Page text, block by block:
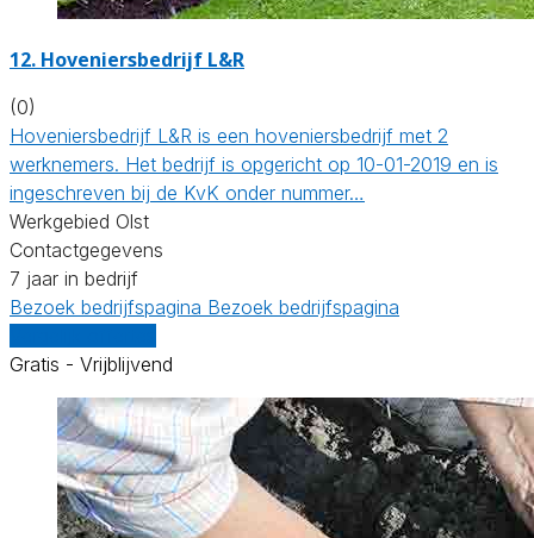
12. Hoveniersbedrijf L&R
(0)
Hoveniersbedrijf L&R is een hoveniersbedrijf met 2
werknemers. Het bedrijf is opgericht op 10-01-2019 en is
ingeschreven bij de KvK onder nummer…
Werkgebied Olst
Contactgegevens
7 jaar in bedrijf
Bezoek bedrijfspagina Bezoek bedrijfspagina
Gratis - Vrijblijvend